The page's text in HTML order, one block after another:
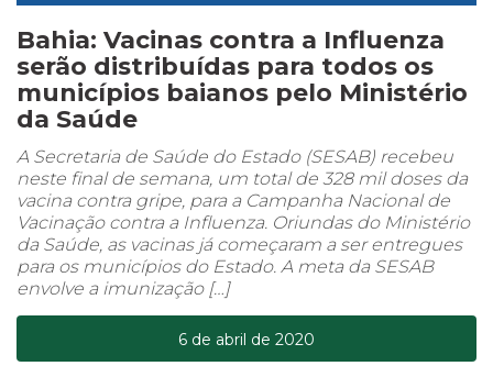
Bahia: Vacinas contra a Influenza
serão distribuídas para todos os
municípios baianos pelo Ministério
da Saúde
A Secretaria de Saúde do Estado (SESAB) recebeu
neste final de semana, um total de 328 mil doses da
vacina contra gripe, para a Campanha Nacional de
Vacinação contra a Influenza. Oriundas do Ministério
da Saúde, as vacinas já começaram a ser entregues
para os municípios do Estado. A meta da SESAB
envolve a imunização […]
6 de abril de 2020